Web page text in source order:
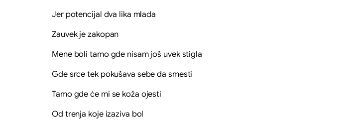
Jer potencijal dva lika mlada
Zauvek je zakopan
Mene boli tamo gde nisam još uvek stigla
Gde srce tek pokušava sebe da smesti
Tamo gde će mi se koža ojesti
Od trenja koje izaziva bol